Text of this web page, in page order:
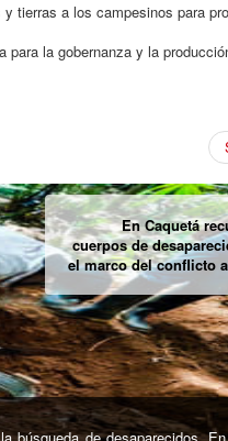
tierras a los campesinos para
la gobernanza y la
Queman casas
pueblo